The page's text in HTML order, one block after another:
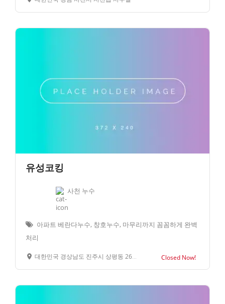
유성코킹
사천 누수
아파트 베란다누수, 창호누수, 마무리까지 꼼꼼하게 완벽
처리
대한민국 경상남도 진주시 상평동 261-7 Closed Now!